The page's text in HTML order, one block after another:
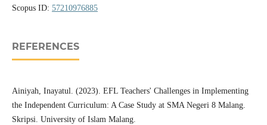
Scopus ID: 57210976885
REFERENCES
Ainiyah, Inayatul. (2023). EFL Teachers' Challenges in Implementing
the Independent Curriculum: A Case Study at SMA Negeri 8 Malang.
Skripsi. University of Islam Malang.